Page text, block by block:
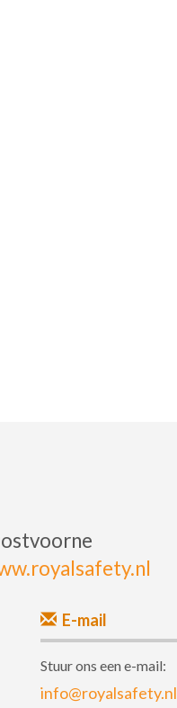
E-mail
Stuur ons een e-mail:
info@royalsafety.nl